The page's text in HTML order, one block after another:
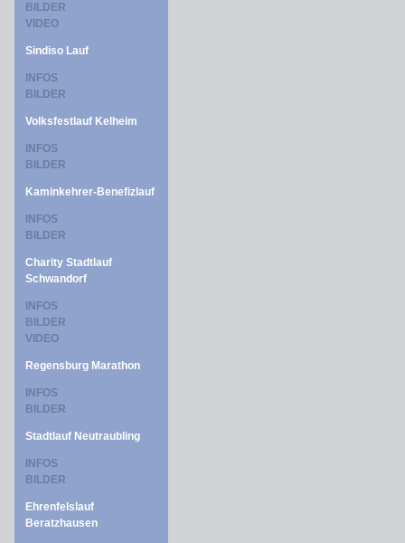
BILDER
VIDEO
Sindiso Lauf
INFOS
BILDER
Volksfestlauf Kelheim
INFOS
BILDER
Kaminkehrer-Benefizlauf
INFOS
BILDER
Charity Stadtlauf
Schwandorf
INFOS
BILDER
VIDEO
Regensburg Marathon
INFOS
BILDER
Stadtlauf Neutraubling
INFOS
BILDER
Ehrenfelslauf
Beratzhausen